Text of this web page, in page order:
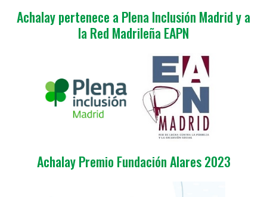
Achalay pertenece a Plena Inclusión Madrid y a
la Red Madrileña EAPN
Achalay Premio Fundación Alares 2023